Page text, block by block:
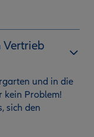
Vertrieb
und in die
kein Problem!
sich den